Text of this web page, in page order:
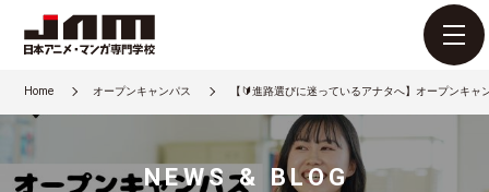
Home オープンキャンパス 【🔰進路選びに迷っているアナタへ】オープンキ
NEWS & BLOG